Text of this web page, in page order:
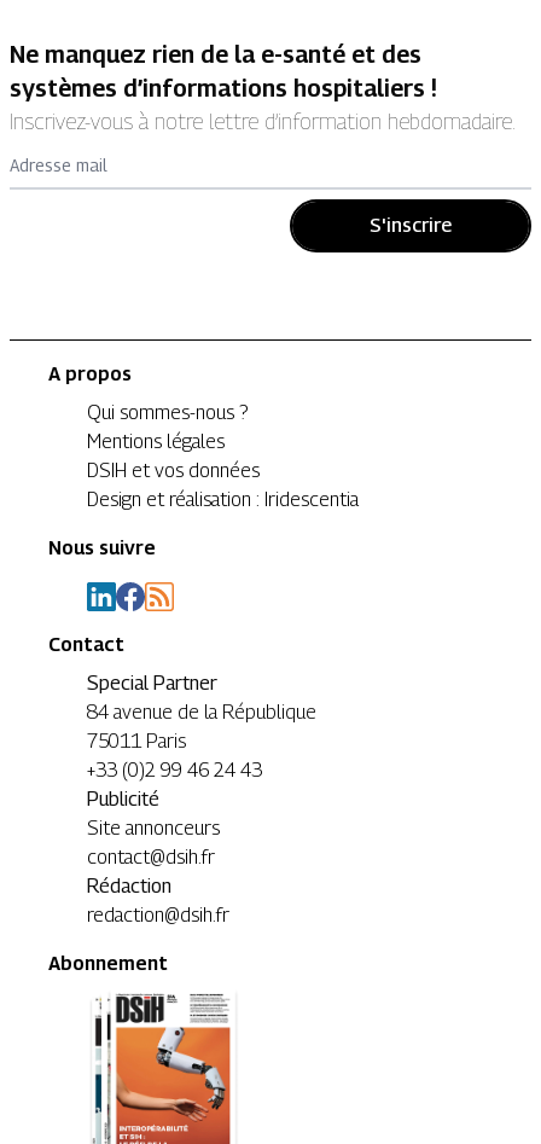
Ne manquez rien de la e-santé et des
systèmes d’informations hospitaliers !
Inscrivez-vous à notre lettre d’information hebdomadaire.
Adresse mail
S'inscrire
A propos
Qui sommes-nous ?
Mentions légales
DSIH et vos données
Design et réalisation : Iridescentia
Nous suivre
Contact
Special Partner
84 avenue de la République
75011 Paris
+33 (0)2 99 46 24 43
Publicité
Site annonceurs
contact@dsih.fr
Rédaction
redaction@dsih.fr
Abonnement